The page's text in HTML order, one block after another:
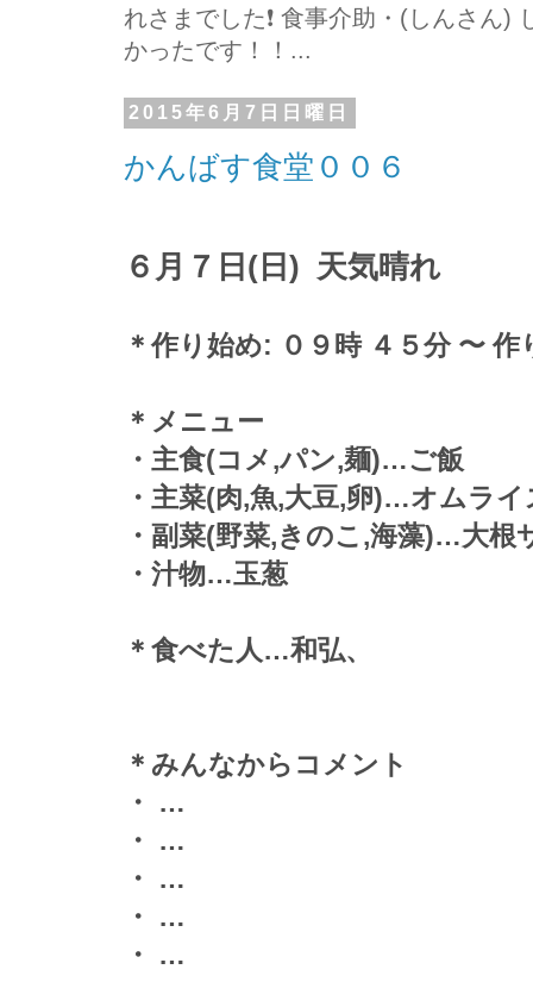
れさまでした❗ 食事介助・(しんさん)
かったです！！...
2015年6月7日日曜日
かんばす食堂００６
６月７日(日) 天気晴れ
＊作り始め: ０９時 ４５分 〜
＊メニュー
・主食(コメ,パン,麺)…ご飯
・主菜(肉,魚,大豆,卵)…オムライ
・副菜(野菜,きのこ,海藻)…大根
・汁物…玉葱
＊食べた人…和弘、
＊みんなからコメント
・ …
・ …
・ …
・ …
・ …